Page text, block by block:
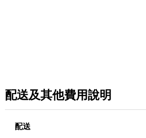
配送及其他費用說明
配送